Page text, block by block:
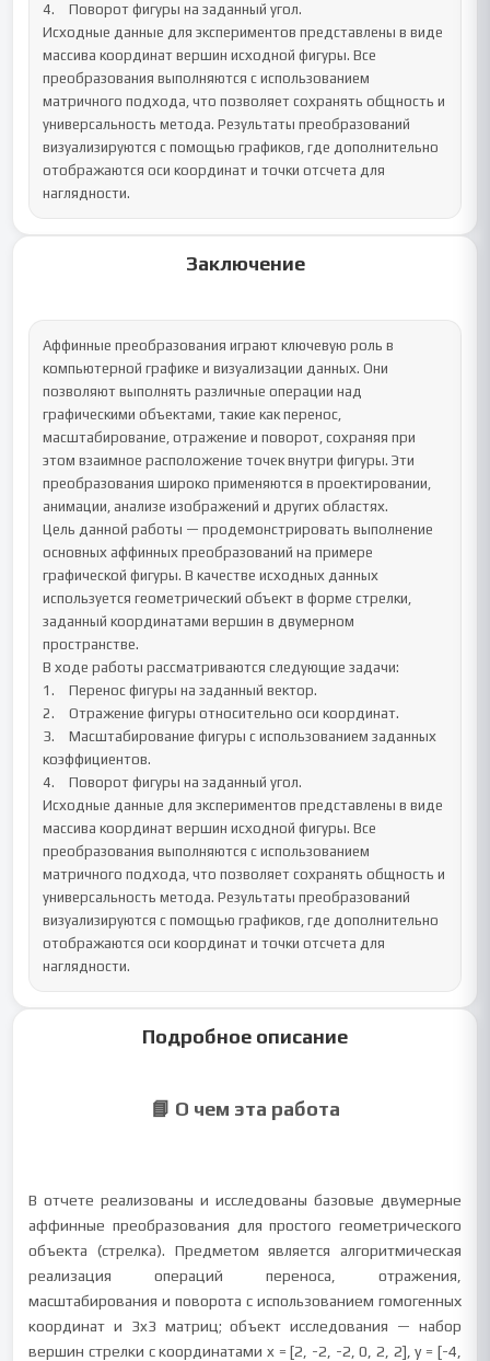
4.	Поворот фигуры на заданный угол.
Исходные данные для экспериментов представлены в виде
массива координат вершин исходной фигуры. Все
преобразования выполняются с использованием
матричного подхода, что позволяет сохранять общность и
универсальность метода. Результаты преобразований
визуализируются с помощью графиков, где дополнительно
отображаются оси координат и точки отсчета для
наглядности.
Заключение
Аффинные преобразования играют ключевую роль в
компьютерной графике и визуализации данных. Они
позволяют выполнять различные операции над
графическими объектами, такие как перенос,
масштабирование, отражение и поворот, сохраняя при
этом взаимное расположение точек внутри фигуры. Эти
преобразования широко применяются в проектировании,
анимации, анализе изображений и других областях.
Цель данной работы — продемонстрировать выполнение
основных аффинных преобразований на примере
графической фигуры. В качестве исходных данных
используется геометрический объект в форме стрелки,
заданный координатами вершин в двумерном
пространстве.
В ходе работы рассматриваются следующие задачи:
1.	Перенос фигуры на заданный вектор.
2.	Отражение фигуры относительно оси координат.
3.	Масштабирование фигуры с использованием заданных
коэффициентов.
4.	Поворот фигуры на заданный угол.
Исходные данные для экспериментов представлены в виде
массива координат вершин исходной фигуры. Все
преобразования выполняются с использованием
матричного подхода, что позволяет сохранять общность и
универсальность метода. Результаты преобразований
визуализируются с помощью графиков, где дополнительно
отображаются оси координат и точки отсчета для
наглядности.
Подробное описание
📘 О чем эта работа
В отчете реализованы и исследованы базовые двумерные
аффинные преобразования для простого геометрического
объекта (стрелка). Предметом является алгоритмическая
реализация операций переноса, отражения,
масштабирования и поворота с использованием гомогенных
координат и 3x3 матриц; объект исследования — набор
вершин стрелки с координатами x = [2, -2, -2, 0, 2, 2], y = [-4,